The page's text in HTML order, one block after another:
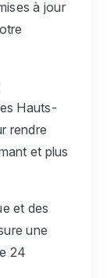
à jour
Hauts-
rendre
et plus
et des
une
24